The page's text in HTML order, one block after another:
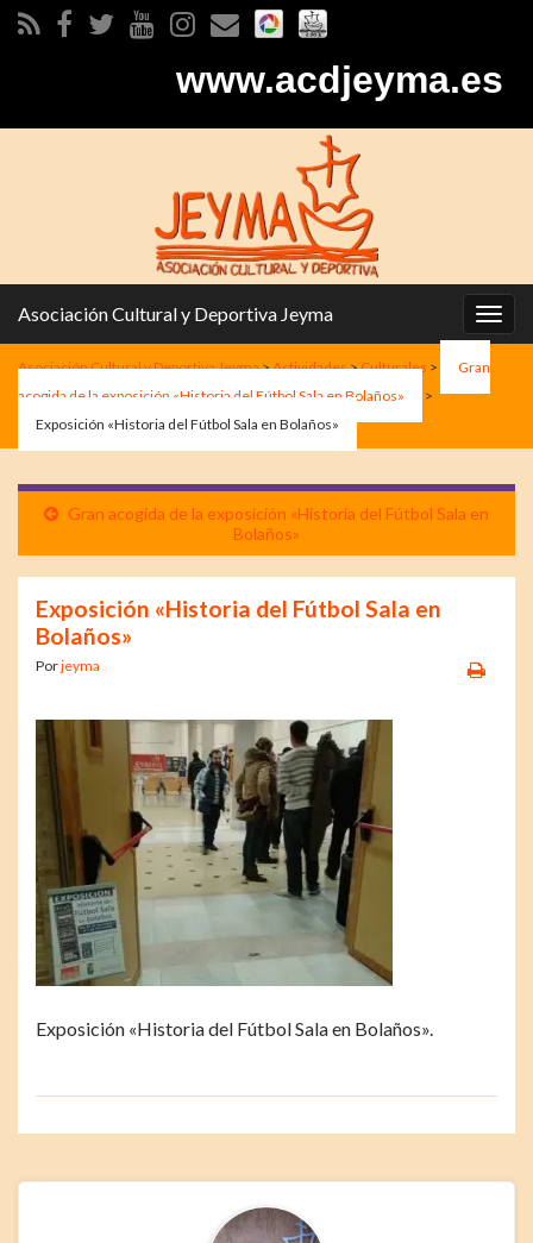
www.acdjeyma.es
la
Asociación Cultural y Deportiva Jeyma
Asociación Cultural y Deportiva Jeyma>Actividades>Culturales >
Gran
acogida de la exposición «Historia del Fútbol Sala en Bolaños»
>
Exposición «Historia del Fútbol Sala en Bolaños»
Gran acogida de la exposición «Historia del Fútbol Sala en
Bolaños»
Exposición «Historia del Fútbol Sala en
Bolaños»
Porjeyma
Exposición «Historia del Fútbol Sala en Bolaños».